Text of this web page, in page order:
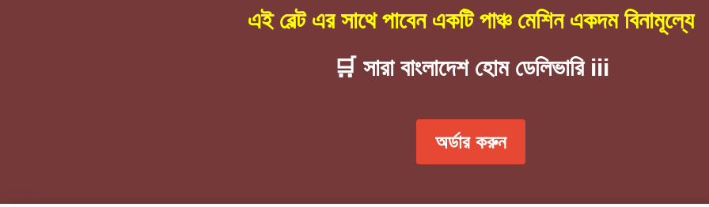
এই বেল্ট এর সাথে পাবেন একটি পাঞ্চ মেশিন একদম বিনামূল্যে
🛒 সারা বাংলাদেশ হোম ডেলিভারি iii
অর্ডার করুন